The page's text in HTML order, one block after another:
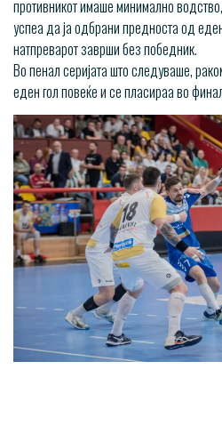
противникот имаше минимално
успеа да ја одбрани предноста од
натпреварот заврши без победник.
Во пенал серијата што следуваше,
еден гол повеќе и се пласираа во